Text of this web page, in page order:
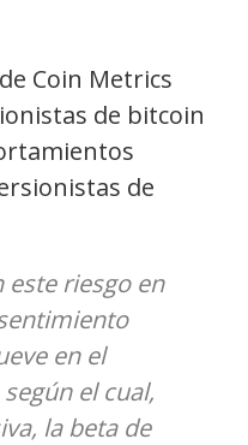
Coin Metrics
de bitcoin
de
riesgo en
en el
el cual,
la beta de